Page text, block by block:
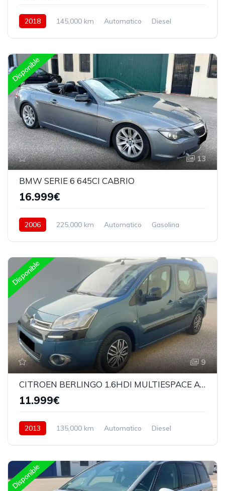
2018 145,000 km Automatico
Diesel
Disponible
13
BMW SERIE 6 645CI CABRIO
16.999€
2006 225,000 km Automatico
Gasolina
Disponible
9
CITROEN BERLINGO 1.6HDI MULTIESPACE AUTOMATICA
11.999€
2013 135,000 km Automatico
Diesel
Disponible